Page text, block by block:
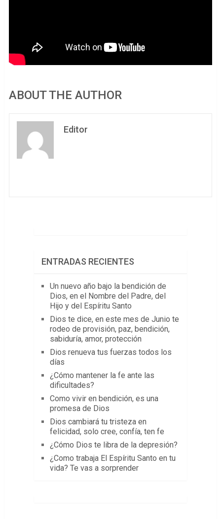
ABOUT THE AUTHOR
Editor
ENTRADAS RECIENTES
Un nuevo año bajo la bendición de
Dios, en el Nombre del Padre, del
Hijo y del Espíritu Santo
Dios te dice, en este mes de Junio te
rodeo de provisión, paz, bendición,
sabiduría, amor, protección
Dios renueva tus fuerzas todos los
días
¿Cómo mantener la fe ante las
dificultades?
Como vivir en bendición, es una
promesa de Dios
Dios cambiará tu tristeza en
felicidad, solo cree, confía, ten fe
¿Cómo Dios te libra de la depresión?
¿Como trabaja El Espíritu Santo en tu
vida? Te vas a sorprender